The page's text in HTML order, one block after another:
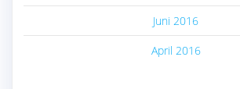
Juni 2016
April 2016